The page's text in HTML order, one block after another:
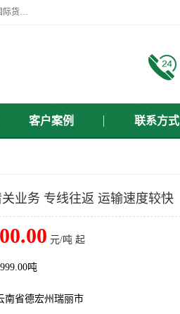
云南晟迅国际货运代理有限公司提供瑞丽口岸、磨憨口岸、腾冲口岸报关、报检，缅甸、老挝物流清关报价、价格、厂家直销服务，云南晟迅国际货运代理有限公司，由一支精通业务、经验丰富、责任心强的专业团队组建于,云南晟迅国际货运代理有限公司商铺。
客户案例 联系方式
业务 专线往返 运输速度较快
元/吨 起
吨
南省德宏州瑞丽市